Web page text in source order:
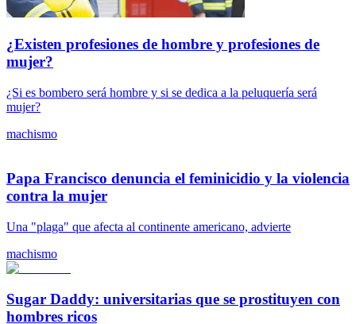
¿Existen profesiones de hombre y profesiones de
mujer?
¿Si es bombero será hombre y si se dedica a la peluquería será
mujer?
machismo
Papa Francisco denuncia el feminicidio y la violencia
contra la mujer
Una "plaga" que afecta al continente americano, advierte
machismo
Sugar Daddy: universitarias que se prostituyen con
hombres ricos